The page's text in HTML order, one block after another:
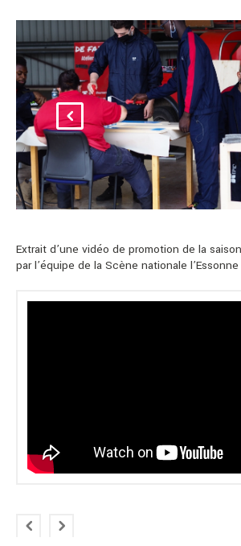
Extrait d’une vidéo de promotion de la
par l’équipe de la Scène nationale